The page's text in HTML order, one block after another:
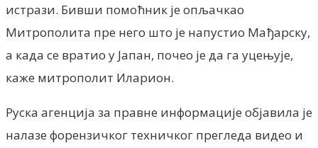
истрази. Бивши помоћник је опљачкао
Митрополита пре него што је напустио Мађарску,
а када се вратио у Јапан, почео је да га уцењује,
каже митрополит Иларион.
Руска агенција за правне информације објавила је
налазе форензичког техничког прегледа видео и